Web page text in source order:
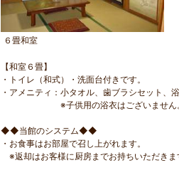
６畳和室
【和室６畳】
・トイレ（和式）・洗面台付きです。
・アメニティ：小タオル、歯ブラシセット、
※子供用の浴衣はございません
◆◆当館のシステム◆◆
・お食事はお部屋で召し上がれます。
※返却はお客様に厨房までお持ちいただきま